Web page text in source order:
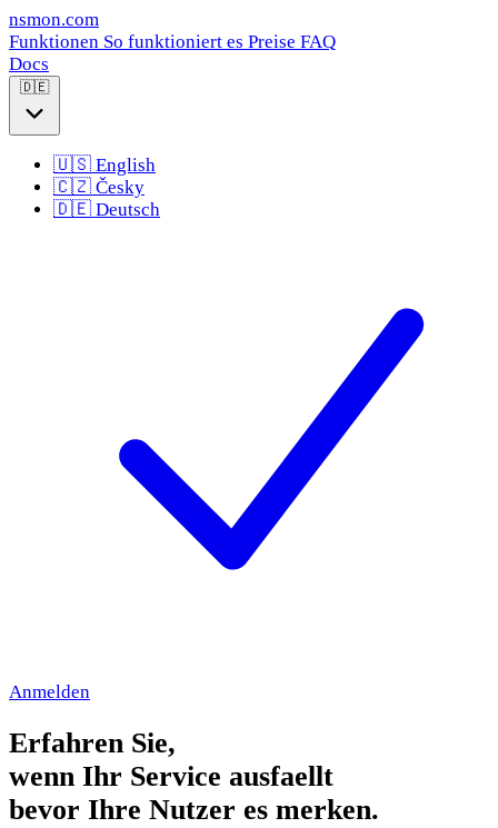
nsmon.com
Funktionen So funktioniert es Preise FAQ
Docs
🇩🇪
🇺🇸 English
🇨🇿 Česky
🇩🇪 Deutsch
Anmelden
Erfahren Sie,
wenn Ihr Service ausfaellt
bevor Ihre Nutzer es merken.